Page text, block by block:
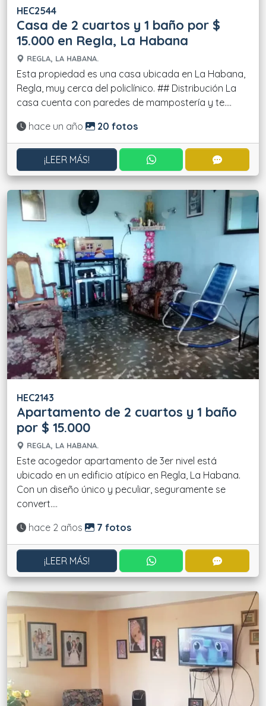
HEC2544
Casa de 2 cuartos y 1 baño por $
15.000 en Regla, La Habana
REGLA, LA HABANA.
Esta propiedad es una casa ubicada en La Habana,
Regla, muy cerca del policlínico. ## Distribución La
casa cuenta con paredes de mampostería y te....
Actualizado:
hace un año 20 fotos
¡LEER MÁS! CONTACTAR POR
HEC2143
Apartamento de 2 cuartos y 1 baño
por $ 15.000
REGLA, LA HABANA.
Este acogedor apartamento de 3er nivel está
ubicado en un edificio atípico en Regla, La Habana.
Con un diseño único y peculiar, seguramente se
convert....
Actualizado:
hace 2 años 7 fotos
¡LEER MÁS! CONTACTAR POR